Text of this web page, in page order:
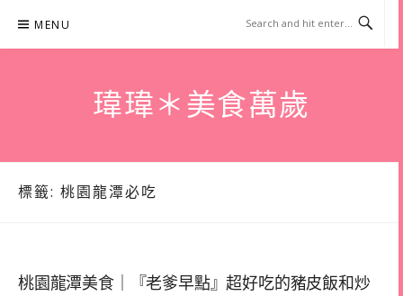
content
MENU
瑋瑋＊美食萬歲
標籤: 桃園龍潭必吃
桃園龍潭美食｜『老爹早點』超好吃的豬皮飯和炒